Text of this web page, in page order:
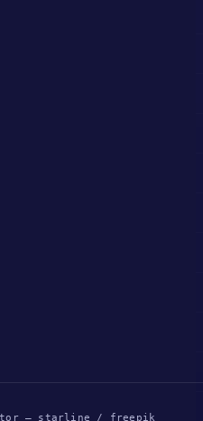
— starline / freepik